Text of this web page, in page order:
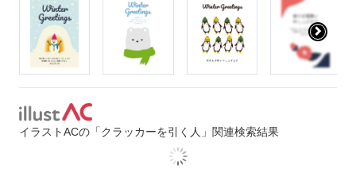
イラストACの「クラッカーを引く人」関連検索結果